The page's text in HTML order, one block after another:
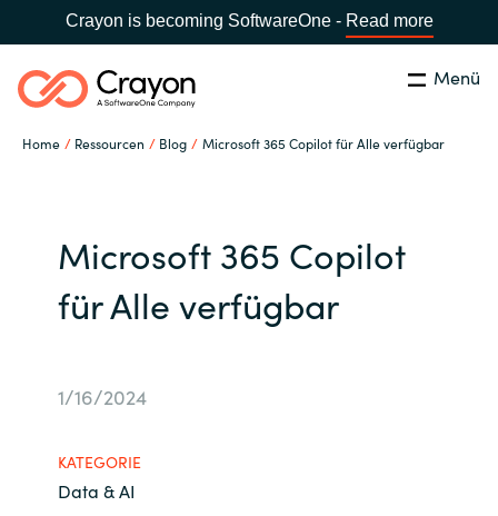
Crayon is becoming SoftwareOne - Read more
Menü
Home Ressourcen Blog Microsoft 365 Copilot für Alle verfügbar
Global site
Suchen Schließen
Software Partner
Ressourcen
IT Campus - Customer Trainings
Über uns
Microsoft 365 Copilot
für Alle verfügbar
1/16/2024
KATEGORIE
Data & AI